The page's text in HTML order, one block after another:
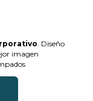
. Diseño
imagen